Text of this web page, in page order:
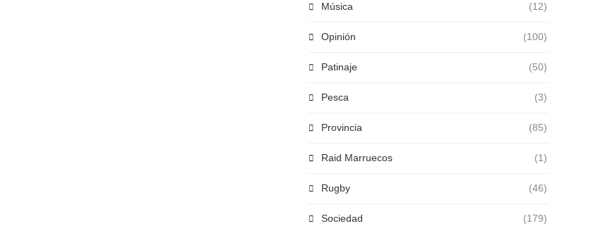
Música (12)
Opinión (100)
Patinaje (50)
Pesca (3)
Provincia (85)
Raid Marruecos (1)
Rugby (46)
Sociedad (179)